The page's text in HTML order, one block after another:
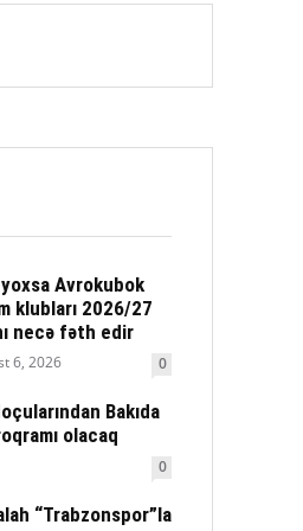
yoxsa Avrokubok
klubları 2026/27
necə fəth edir
6, 2026 0
Bakıda
olacaq
0
“Trabzonspor”la